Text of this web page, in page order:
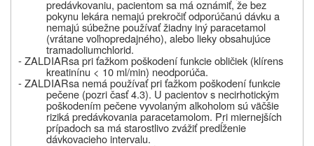
predávkovaniu, pacientom sa má oznámiť, že bez
pokynu lekára nemajú prekročiť odporúčanú dávku a
nemajú súbežne používať žiadny iný paracetamol
(vrátane voľnopredajného), alebo lieky obsahujúce
tramadoliumchlorid.
-ZALDIARsa pri ťažkom poškodení funkcie obličiek (klírens
kreatinínu < 10 ml/min) neodporúča.
-ZALDIARsa nemá používať pri ťažkom poškodení funkcie
pečene (pozri časť 4.3). U pacientov s necirhotickým
poškodením pečene vyvolaným alkoholom sú väčšie
riziká predávkovania paracetamolom. Pri miernejších
prípadoch sa má starostlivo zvážiť predĺženie
dávkovacieho intervalu.